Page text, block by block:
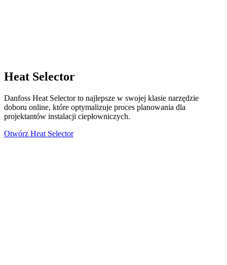
Heat Selector
Danfoss Heat Selector to najlepsze w swojej klasie narzędzie
doboru online, które optymalizuje proces planowania dla
projektantów instalacji ciepłowniczych.
Otwórz Heat Selector